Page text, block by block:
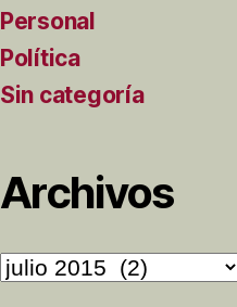
Personal
Política
Sin categoría
Archivos
Archivos